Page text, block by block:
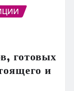
готовых
и